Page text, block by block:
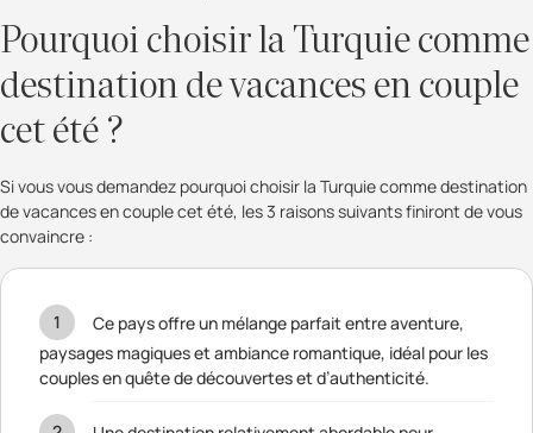
Pourquoi choisir la Turquie comme
destination de vacances en couple
cet été ?
Si vous vous demandez pourquoi choisir la Turquie comme destination
de vacances en couple cet été, les 3 raisons suivants finiront de vous
convaincre :
Ce pays offre un mélange parfait entre aventure,
paysages magiques et ambiance romantique, idéal pour les
couples en quête de découvertes et d’authenticité.